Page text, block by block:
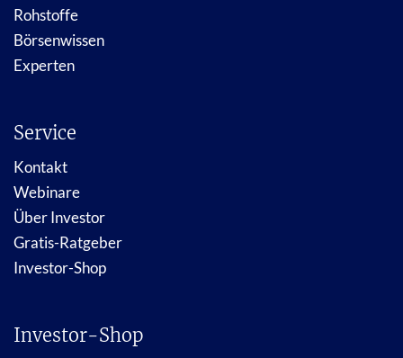
Rohstoffe
Börsenwissen
Experten
Service
Kontakt
Webinare
Über Investor
Gratis-Ratgeber
Investor-Shop
Investor-Shop